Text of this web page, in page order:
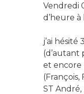
Vendredi
d’heure à
j’ai hésité
(d’autant
et encore
ST